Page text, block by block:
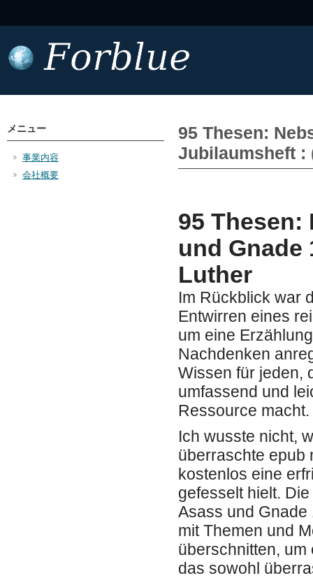
95 Thesen:
Jubilaumsheft :
95 Thesen:
und Gnade
Luther
Im Rückblick war
Entwirren eines
um eine
Nachdenken
Wissen für jeden,
umfassend und
Ressource macht.
Ich wusste nicht,
überraschte epub
kostenlos eine
gefesselt hielt.
Asass und Gnade
mit Themen und
überschnitten, um
das sowohl
メニュー
事業内容
会社概要